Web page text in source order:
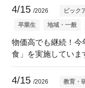
4/15 /2026 ピック
卒業生 地域・一般
物価高でも継続！今
食」を実施していま
4/15 /2026 教育・